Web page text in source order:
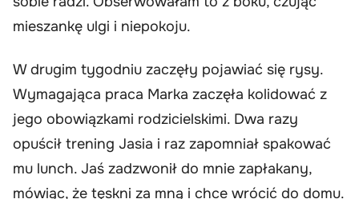
mieszankę ulgi i niepokoju.
W drugim tygodniu zaczęły pojawiać się rysy.
Wymagająca praca Marka zaczęła kolidować z
jego obowiązkami rodzicielskimi. Dwa razy
opuścił trening Jasia i raz zapomniał spakować
mu lunch. Jaś zadzwonił do mnie zapłakany,
mówiąc, że tęskni za mną i chce wrócić do domu.